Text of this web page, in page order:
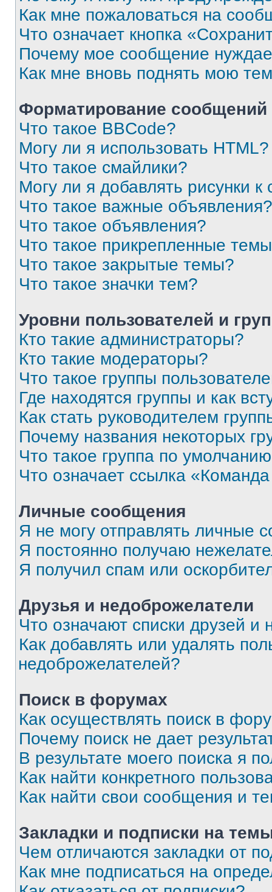
Как мне пожаловаться на
Что означает кнопка
Почему мое сообщение
Как мне вновь поднять мою
Форматирование
Что такое BBCode?
Могу ли я использовать HTML?
Что такое смайлики?
Могу ли я добавлять рисунки
Что такое важные объявления?
Что такое объявления?
Что такое прикрепленные
Что такое закрытые темы?
Что такое значки тем?
Уровни пользователей и
Кто такие администраторы?
Кто такие модераторы?
Что такое группы
Где находятся группы и как
Как стать руководителем
Почему названия некоторых
Что такое группа по
Что означает ссылка
Личные сообщения
Я не могу отправлять личные
Я постоянно получаю
Я получил спам или
Друзья и недоброжелатели
Что означают списки друзей и
Как добавлять или удалять
недоброжелателей?
Поиск в форумах
Как осуществлять поиск в
Почему поиск не дает
В результате моего поиска я
Как найти конкретного
Как найти свои сообщения и
Закладки и подписки на
Чем отличаются закладки от
Как мне подписаться на